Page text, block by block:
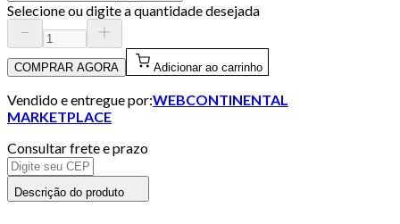
Selecione ou digite a quantidade desejada
COMPRAR AGORA Adicionar ao carrinho
Vendido e entregue por:WEBCONTINENTAL
MARKETPLACE
Consultar frete e prazo
Descrição do produto